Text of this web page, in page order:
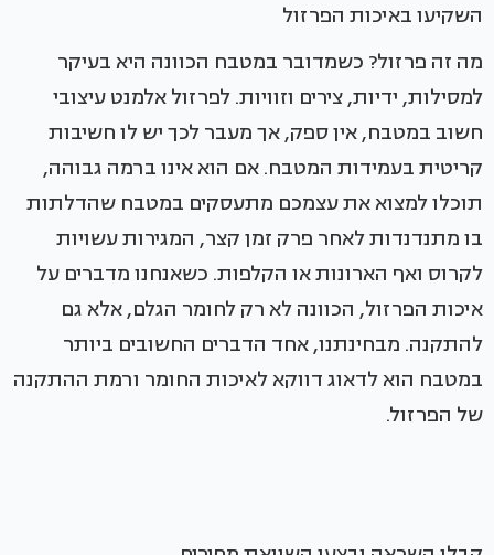
השקיעו באיכות הפרזול
מה זה פרזול? כשמדובר במטבח הכוונה היא בעיקר
למסילות, ידיות, צירים וזוויות. לפרזול אלמנט עיצובי
חשוב במטבח, אין ספק, אך מעבר לכך יש לו חשיבות
קריטית בעמידות המטבח. אם הוא אינו ברמה גבוהה,
תוכלו למצוא את עצמכם מתעסקים במטבח שהדלתות
בו מתנדנדות לאחר פרק זמן קצר, המגירות עשויות
לקרוס ואף הארונות או הקלפות. כשאנחנו מדברים על
איכות הפרזול, הכוונה לא רק לחומר הגלם, אלא גם
להתקנה. מבחינתנו, אחד הדברים החשובים ביותר
במטבח הוא לדאוג דווקא לאיכות החומר ורמת ההתקנה
של הפרזול.